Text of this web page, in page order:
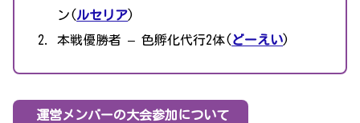
ン(ルセリア)
本戦優勝者 – 色孵化代行2体( どーえい)
運営メンバーの大会参加について